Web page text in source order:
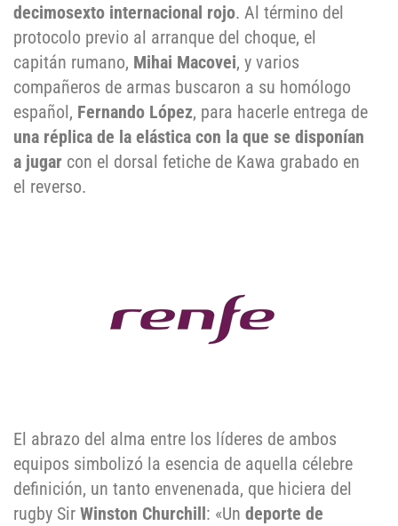
decimosexto internacional rojo. Al término del
protocolo previo al arranque del choque, el
capitán rumano, Mihai Macovei, y varios
compañeros de armas buscaron a su homólogo
español, Fernando López, para hacerle entrega de
una réplica de la elástica con la que se disponían
a jugar con el dorsal fetiche de Kawa grabado en
el reverso.
El abrazo del alma entre los líderes de ambos
equipos simbolizó la esencia de aquella célebre
definición, un tanto envenenada, que hiciera del
rugby Sir Winston Churchill: «Un deporte de